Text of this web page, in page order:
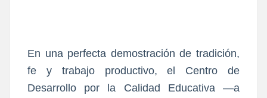
En una perfecta demostración de tradición,
fe y trabajo productivo, el Centro de
Desarrollo por la Calidad Educativa —a